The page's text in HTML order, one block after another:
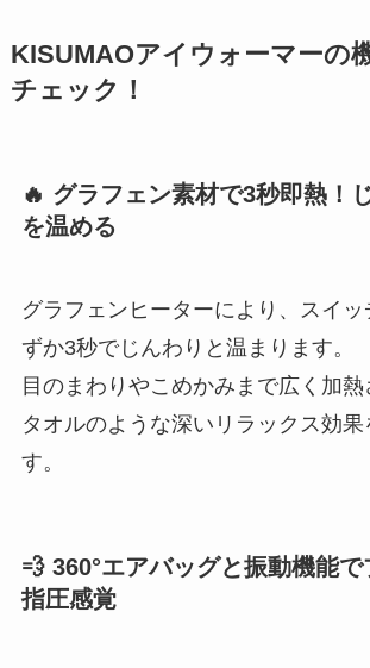
KISUMAOアイウォーマーの
チェック！
🔥 グラフェン素材で3秒即熱！
を温める
グラフェンヒーターにより、スイ
ずか3秒でじんわりと温まります。
目のまわりやこめかみまで広く加熱
タオルのような深いリラックス効果
す。
💨 360°エアバッグと振動機能
指圧感覚